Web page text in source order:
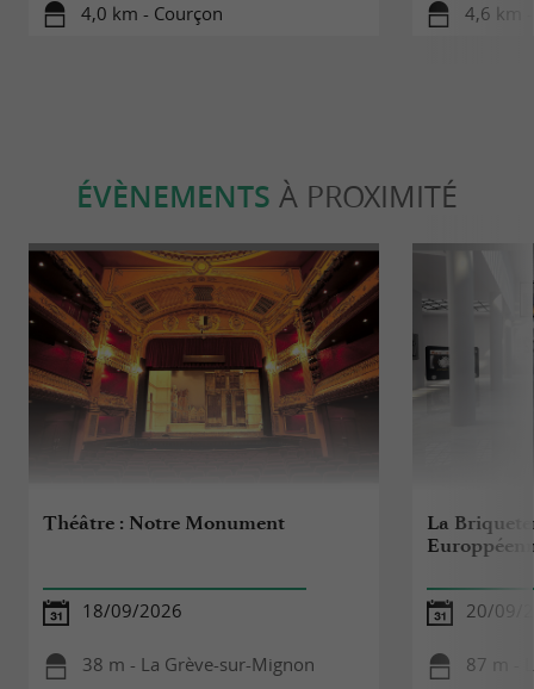
4,0 km - Courçon 4,6 km
ÉVÈNEMENTS À PROXIMITÉ
Théâtre : Notre Monument
18/09/2026
38 m - La Grève-sur-Mignon
La
20/09/
87 m -